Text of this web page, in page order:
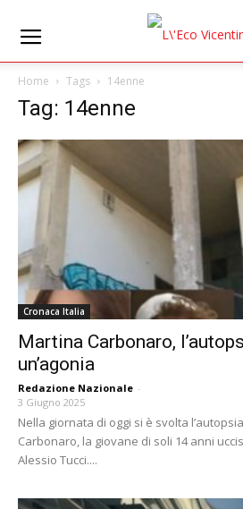
Home Tags 14enne
Tag: 14enne
Cronaca Italia
Martina Carbonaro,
un’agonia
Redazione Nazionale -
3 Giugno 2025
Nella giornata di oggi si è svolta
Carbonaro, la giovane di soli 14 anni
Alessio Tucci....